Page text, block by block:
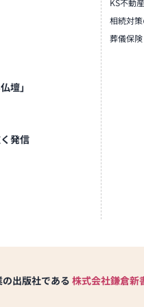
壇」
発信
KS不動
相続対策
葬儀保
の出版社である 株式会社鎌倉新